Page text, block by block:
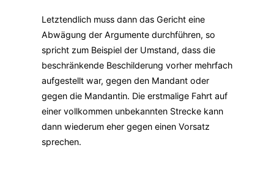
Letztendlich muss dann das Gericht eine
Abwägung der Argumente durchführen, so
spricht zum Beispiel der Umstand, dass die
beschränkende Beschilderung vorher mehrfach
aufgestellt war, gegen den Mandant oder
gegen die Mandantin. Die erstmalige Fahrt auf
einer vollkommen unbekannten Strecke kann
dann wiederum eher gegen einen Vorsatz
sprechen.